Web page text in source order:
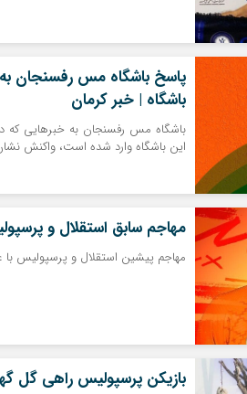
پاسخ باشگاه مس رفسنجان به
باشگاه | خبر کرمان
باشگاه مس رفسنجان به خبرهایی که
این باشگاه وارد شده است، واکنش
مهاجم سابق استقلال و
مهاجم پیشین استقلال و پرسپولیس
بازیکن پرسپولیس راهی گل